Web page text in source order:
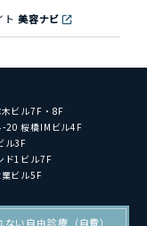
ト 美容ナビ
ビル7F・8F
20 桜橋IMビル4F
ル3F
ド1ビル7F
ビル5F
い自由診療（自費）